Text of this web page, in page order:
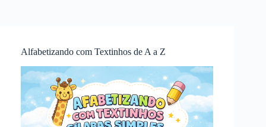
Alfabetizando com Textinhos de A a Z